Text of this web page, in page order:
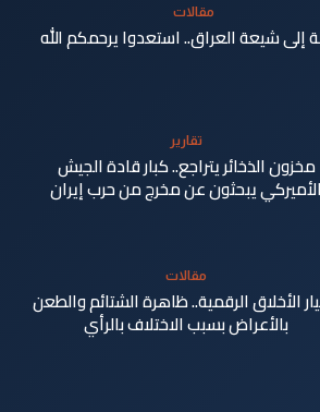
مقالات
إلى شيعة العراق.. استعدوا يرحمكم الله
تقارير
مخزون الذخائر يتراجع.. كبار قادة الجيش
الأميركي يبحثون عن مخرج من حرب إيران
مقالات
الأخلاق الرقمية.. ظاهرة الشتائم والطعن
بالأعراض بسبب الاختلاف بالرأي